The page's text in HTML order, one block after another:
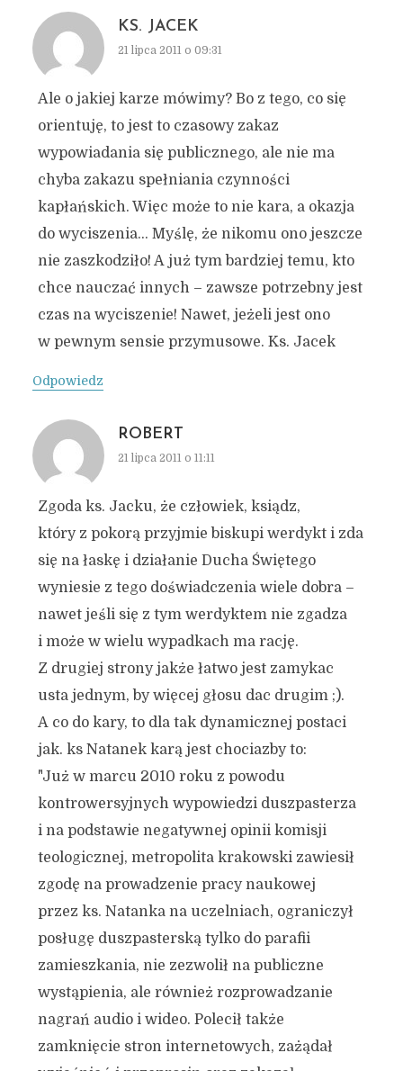
KS. JACEK
21 lipca 2011 o 09:31
Ale o jakiej karze mówimy? Bo z tego, co się
orientuję, to jest to czasowy zakaz
wypowiadania się publicznego, ale nie ma
chyba zakazu spełniania czynności
kapłańskich. Więc może to nie kara, a okazja
do wyciszenia… Myślę, że nikomu ono jeszcze
nie zaszkodziło! A już tym bardziej temu, kto
chce nauczać innych – zawsze potrzebny jest
czas na wyciszenie! Nawet, jeżeli jest ono
w pewnym sensie przymusowe. Ks. Jacek
Odpowiedz
ROBERT
21 lipca 2011 o 11:11
Zgoda ks. Jacku, że człowiek, ksiądz,
który z pokorą przyjmie biskupi werdykt i zda
się na łaskę i działanie Ducha Świętego
wyniesie z tego doświadczenia wiele dobra –
nawet jeśli się z tym werdyktem nie zgadza
i może w wielu wypadkach ma rację.
Z drugiej strony jakże łatwo jest zamykac
usta jednym, by więcej głosu dac drugim ;).
A co do kary, to dla tak dynamicznej postaci
jak. ks Natanek karą jest chociazby to:
"Już w marcu 2010 roku z powodu
kontrowersyjnych wypowiedzi duszpasterza
i na podstawie negatywnej opinii komisji
teologicznej, metropolita krakowski zawiesił
zgodę na prowadzenie pracy naukowej
przez ks. Natanka na uczelniach, ograniczył
posługę duszpasterską tylko do parafii
zamieszkania, nie zezwolił na publiczne
wystąpienia, ale również rozprowadzanie
nagrań audio i wideo. Polecił także
zamknięcie stron internetowych, zażądał